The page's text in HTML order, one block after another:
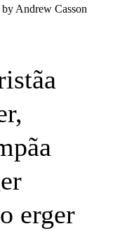
Andrew Casson
erger